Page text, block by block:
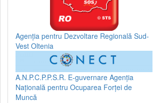
Agenția pentru Dezvoltare Regională Sud-
Vest Oltenia
A.N.P.C.P.P.S.R. E-guvernare Agenția
Națională pentru Ocuparea Forței de
Muncă